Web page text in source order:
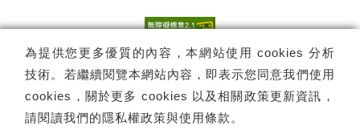
為提供您更多優質的內容，本網站使用 cookies 分析
技術。若繼續閱覽本網站內容，即表示您同意我們使用
cookies，關於更多 cookies 以及相關政策更新資訊，
請閱讀我們的隱私權政策與使用條款 。
電子報訂閱 訂閱
Copyright © 國家表演藝術中心 -衛武營國家藝術文化中心